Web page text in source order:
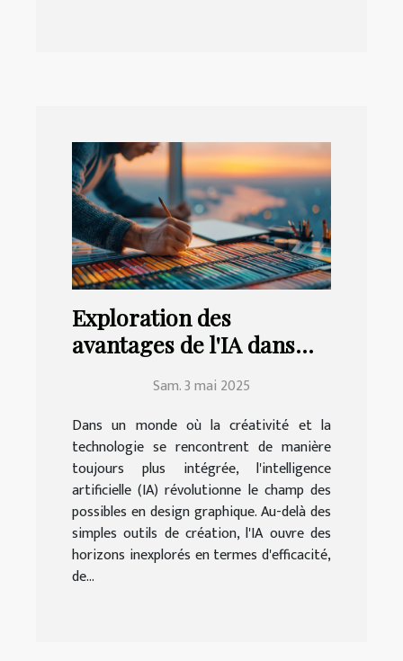
Exploration des
avantages de l'IA dans
compétences en design
graphique
Sam. 3 mai 2025
Dans un monde où la créativité et la
technologie se rencontrent de manière
toujours plus intégrée, l'intelligence
artificielle (IA) révolutionne le champ des
possibles en design graphique. Au-delà des
simples outils de création, l'IA ouvre des
horizons inexplorés en termes d'efficacité,
de...